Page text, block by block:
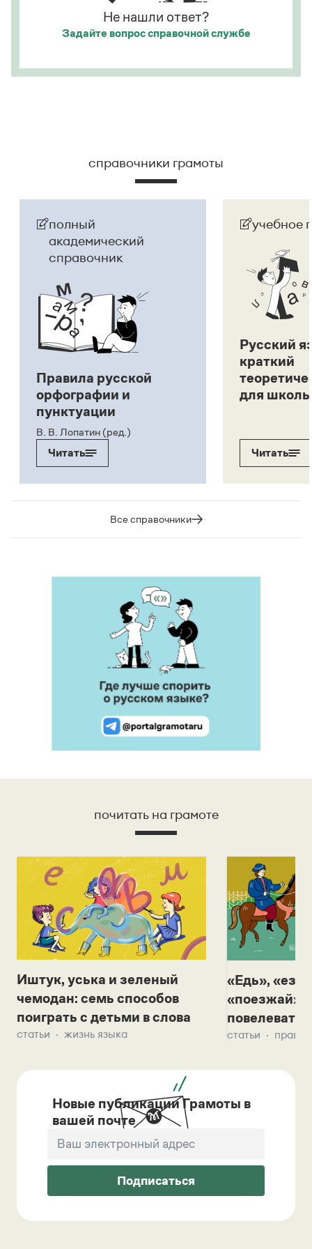
Не нашли ответ?
Задайте вопроссправочной службе
справочники грамоты
полный
академический
справочник
Правила русской
орфографии и
пунктуации
В. В. Лопатин (ред.)
Читать
учебное
Русский
краткий
для
Читать
Все справочники
почитать на грамоте
Иштук, уська и зеленый
чемодан: семь способов
поиграть с детьми в слова
статьи жизнь языка
«Едь»,
«поезжай»?
повелевать
статьи
Новые публикации Грамоты в
вашей почте
Подписаться